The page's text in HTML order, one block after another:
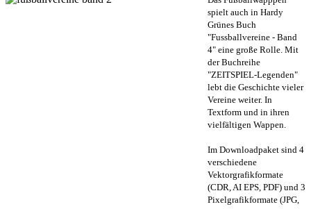
spielt auch in Hardy
Grünes Buch
"Fussballvereine - Band
4" eine große Rolle. Mit
der Buchreihe
"ZEITSPIEL-Legenden"
lebt die Geschichte vieler
Vereine weiter. In
Textform und in ihren
vielfältigen Wappen.
Im Downloadpaket sind 4
verschiedene
Vektorgrafikformate
(CDR, AI EPS, PDF) und 3
Pixelgrafikformate (JPG,